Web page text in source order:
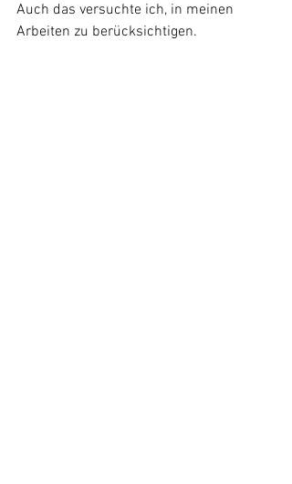
Auch das versuchte ich, in meinen
Arbeiten zu berücksichtigen.